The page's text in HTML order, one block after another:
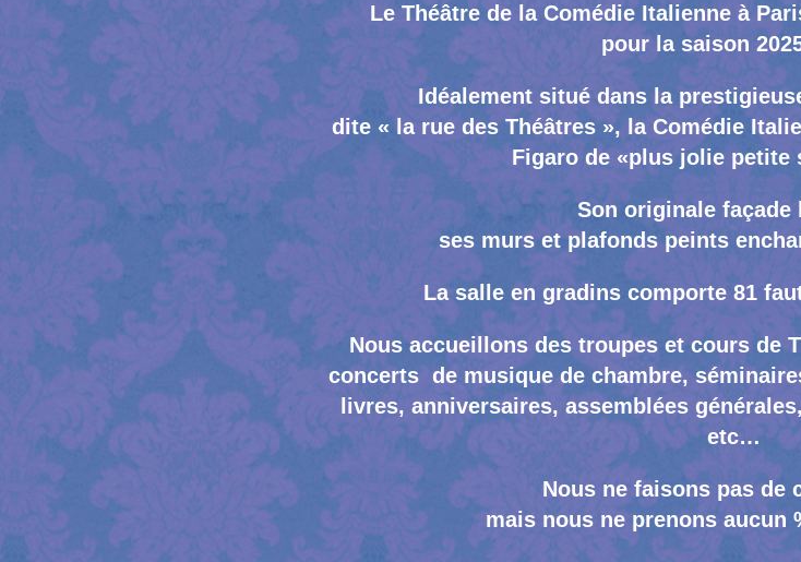
Le Théâtre de la Comédie Italienne à
pour la saison
Idéalement situé dans la
dite « la rue des Théâtres », la Comédie
Figaro de «plus jolie petite
Son originale façade
ses murs et plafonds peints
La salle en gradins comporte 81
Nous accueillons des troupes et cours de
concerts de musique de chambre,
livres, anniversaires, assemblées
etc…
Nous ne faisons pas de
mais nous ne prenons aucun